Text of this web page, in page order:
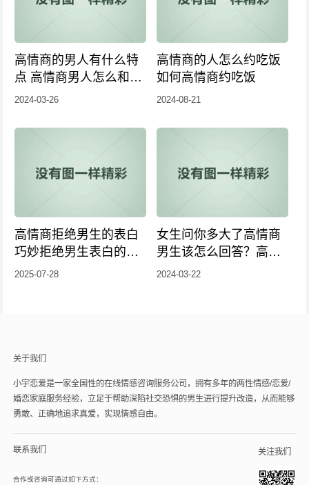
高情商的男人有什么特
点 高情商男人怎么和女
友沟通
2024-03-26
高情商的人怎么约吃饭
如何高情商约吃饭
2024-08-21
高情商拒绝男生的表白
巧妙拒绝男生表白的高
情商技巧
2025-07-28
女生问你多大了高情商
男生该怎么回答？高情
商回复技巧
2024-03-22
关于我们
小宇恋爱是一家全国性的在线情感咨询服务公司，拥有多年的两性情感/恋爱/
婚恋家庭服务经验，立足于帮助深陷社交恐惧的男生进行提升改造，从而能够
勇敢、正确地追求真爱，实现情感自由。
联系我们
合作或咨询可通过如下方式：
关注我们